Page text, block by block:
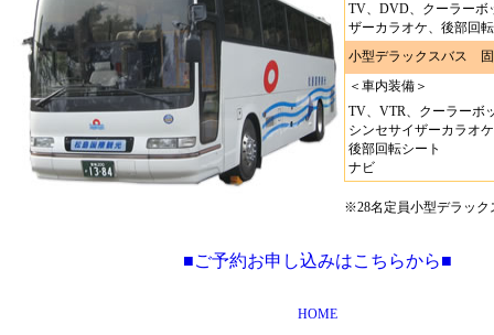
TV、DVD、クーラーボ
ザーカラオケ、後部回
小型デラックスバス 固
＜車内装備＞
TV、VTR、クーラーボ
シンセサイザーカラオケ
後部回転シート
ナビ
※28名定員小型デラック
■ご予約お申し込みはこちらから■
HOME